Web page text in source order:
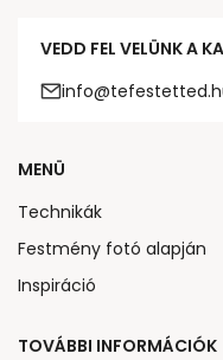
VEDD FEL VELÜNK A
MENÜ
Technikák
Festmény fotó alapján
Inspiráció
TOVÁBBI INFORMÁCIÓK